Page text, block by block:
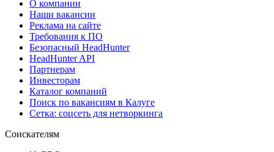
О компании
Наши вакансии
Реклама на сайте
Требования к ПО
Безопасный HeadHunter
HeadHunter API
Партнерам
Инвесторам
Каталог компаний
Поиск по вакансиям в Калуге
Сетка: соцсеть для нетворкинга
Соискателям